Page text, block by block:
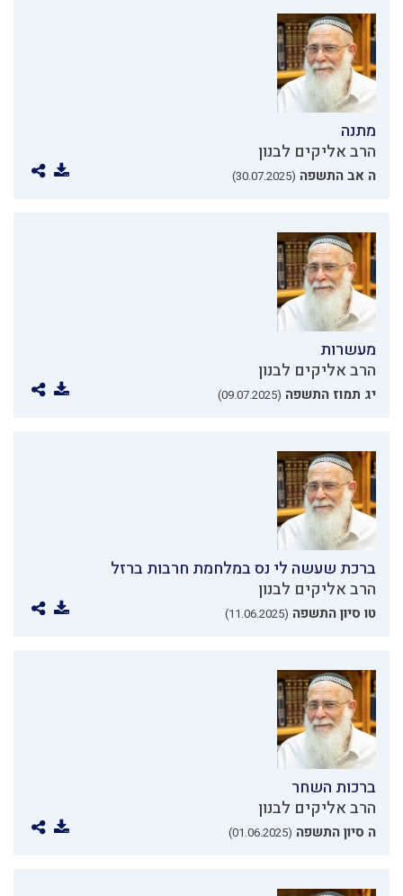
מתנה
הרב אליקים לבנון
ה אב התשפה (30.07.2025)
מעשרות
הרב אליקים לבנון
יג תמוז התשפה (09.07.2025)
ברכת שעשה לי נס במלחמת חרבות ברזל
הרב אליקים לבנון
טו סיון התשפה (11.06.2025)
ברכות השחר
הרב אליקים לבנון
ה סיון התשפה (01.06.2025)